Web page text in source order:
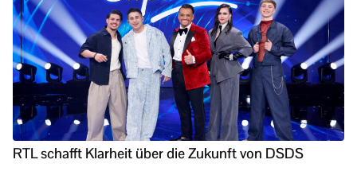
RTL schafft Klarheit über die Zukunft von DSDS